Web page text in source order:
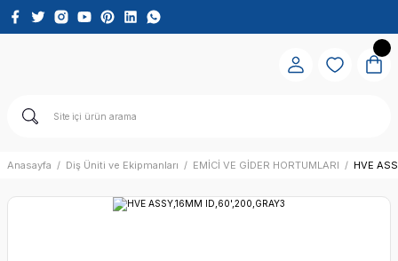
Anasayfa Diş Üniti ve Ekipmanları EMİCİ VE GİDER HORTUMLARI HVE